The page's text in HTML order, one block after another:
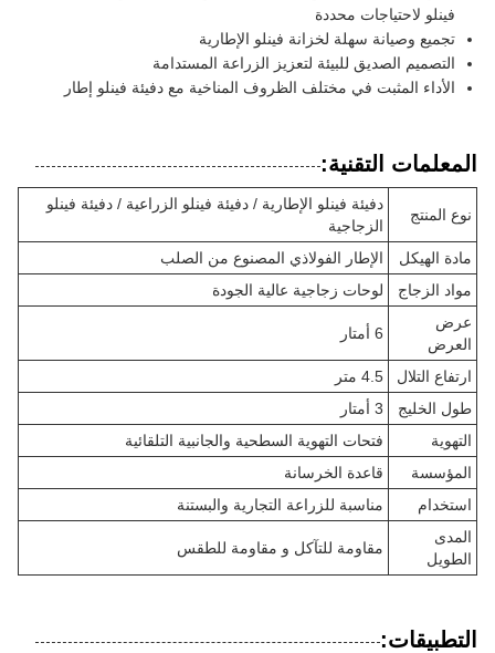
فينلو لاحتياجات محددة
تجميع وصيانة سهلة لخزانة فينلو الإطارية
التصميم الصديق للبيئة لتعزيز الزراعة المستدامة
الأداء المثبت في مختلف الظروف المناخية مع دفيئة فينلو إطار
المعلمات التقنية:
نوع المنتج
دفيئة فينلو الإطارية / دفيئة فينلو الزراعية / دفيئة فينلو
الزجاجية
مادة الهيكل
الإطار الفولاذي المصنوع من الصلب
مواد الزجاج
لوحات زجاجية عالية الجودة
عرض
العرض
6 أمتار
ارتفاع التلال
4.5 متر
طول الخليج
3 أمتار
التهوية
فتحات التهوية السطحية والجانبية التلقائية
المؤسسة
قاعدة الخرسانة
استخدام
مناسبة للزراعة التجارية والبستنة
المدى
الطويل
مقاومة للتآكل و مقاومة للطقس
التطبيقات: